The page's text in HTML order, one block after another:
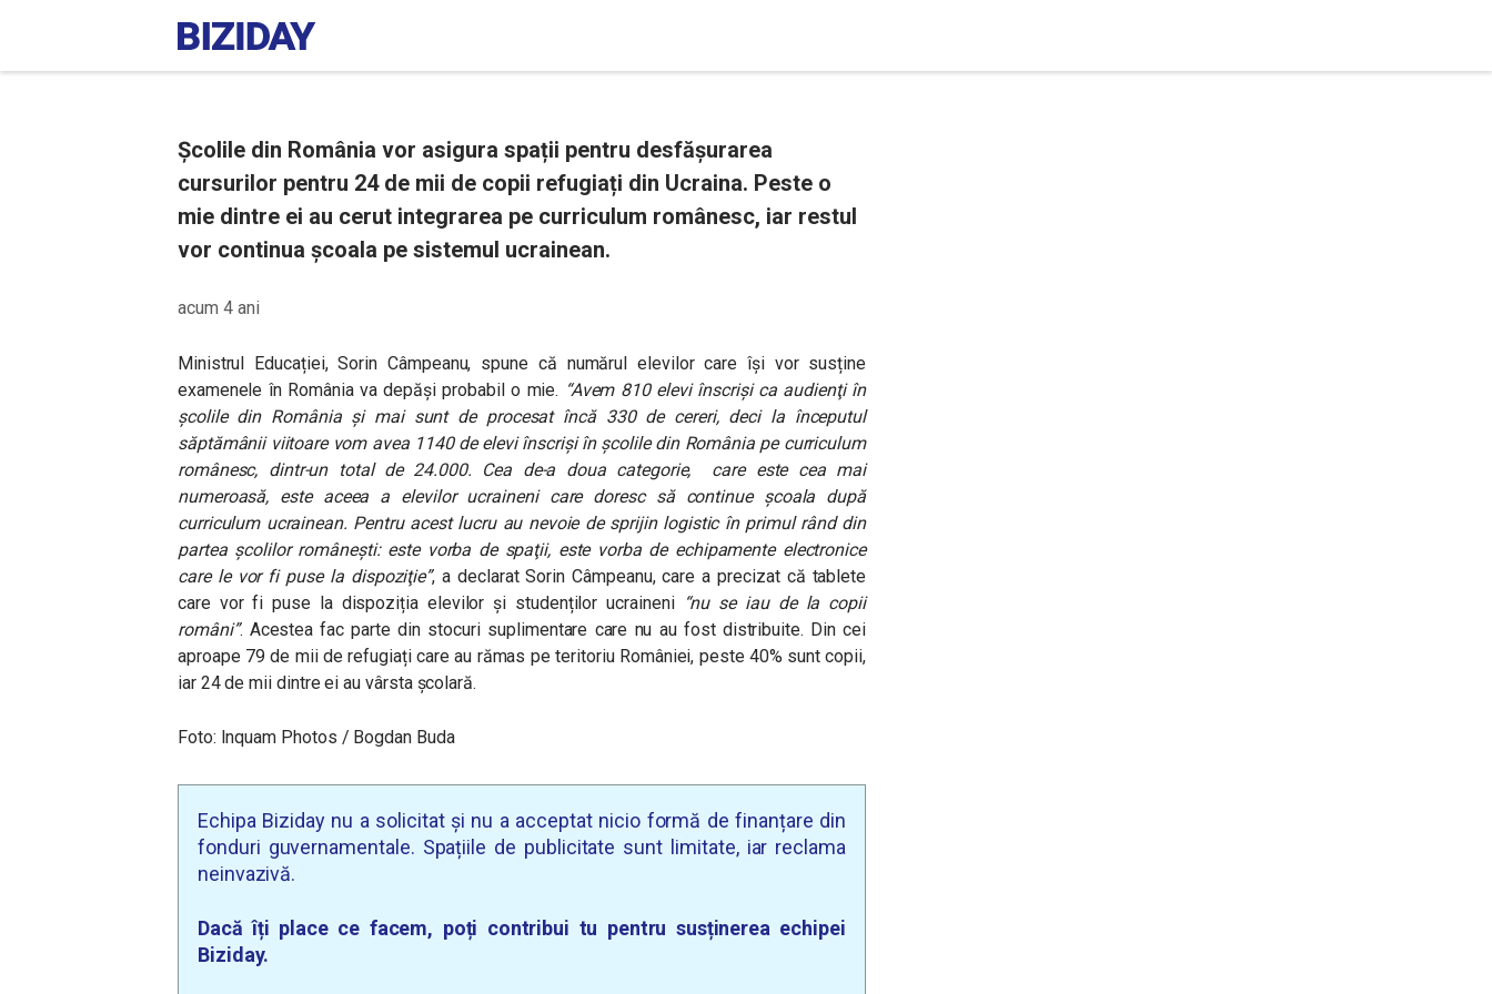
Școlile din România vor asigura spații pentru desfășurarea
cursurilor pentru 24 de mii de copii refugiați din Ucraina. Peste o
mie dintre ei au cerut integrarea pe curriculum românesc, iar restul
vor continua școala pe sistemul ucrainean.
acum 4 ani
Ministrul Educației, Sorin Câmpeanu, spune că numărul elevilor care își vor susține
examenele în România va depăși probabil o mie. “Avem 810 elevi înscrişi ca audienţi în
şcolile din România şi mai sunt de procesat încă 330 de cereri, deci la începutul
săptămânii viitoare vom avea 1140 de elevi înscrişi în şcolile din România pe curriculum
românesc, dintr-un total de 24.000. Cea de-a doua categorie, care este cea mai
numeroasă, este aceea a elevilor ucraineni care doresc să continue şcoala după
curriculum ucrainean. Pentru acest lucru au nevoie de sprijin logistic în primul rând din
partea şcolilor româneşti: este vorba de spaţii, este vorba de echipamente electronice
care le vor fi puse la dispoziţie”, a declarat Sorin Câmpeanu, care a precizat că tablete
care vor fi puse la dispoziția elevilor și studenților ucraineni “nu se iau de la copii
români”. Acestea fac parte din stocuri suplimentare care nu au fost distribuite. Din cei
aproape 79 de mii de refugiați care au rămas pe teritoriu României, peste 40% sunt copii,
iar 24 de mii dintre ei au vârsta școlară.
Foto: Inquam Photos / Bogdan Buda
Echipa Biziday nu a solicitat și nu a acceptat nicio formă de finanțare din
fonduri guvernamentale. Spațiile de publicitate sunt limitate, iar reclama
neinvazivă.
Dacă îți place ce facem, poți contribui tu pentru susținerea echipei
Biziday.